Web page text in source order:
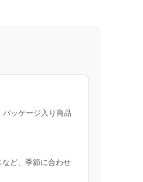
ッケージ入り商品
ど、季節に合わせ